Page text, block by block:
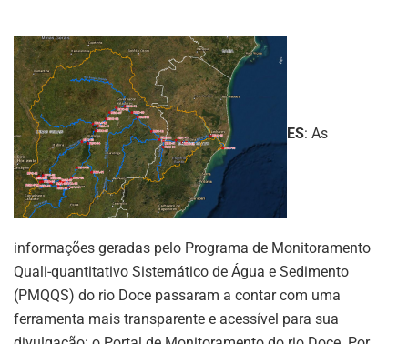
ES: As
informações geradas pelo Programa de Monitoramento
Quali-quantitativo Sistemático de Água e Sedimento
(PMQQS) do rio Doce passaram a contar com uma
ferramenta mais transparente e acessível para sua